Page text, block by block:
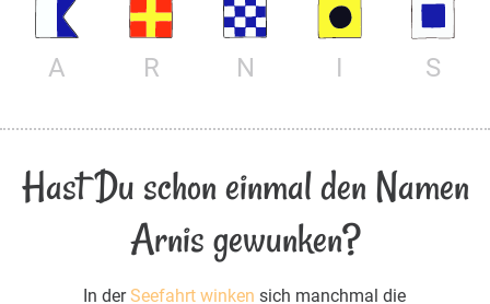
A R N I S
Hast Du schon einmal den Namen
Arnis gewunken?
In derSeefahrt winken sich manchmal die